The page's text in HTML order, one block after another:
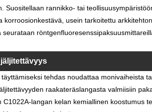
Suositellaan rannikko- tai
korroosionkestävä, usein tarkoitettu
seurataan
tehdas noudattaa monivaiheista
raakateräslangasta valmiisiin
C1022A-langan kelan kemiallinen koostumus